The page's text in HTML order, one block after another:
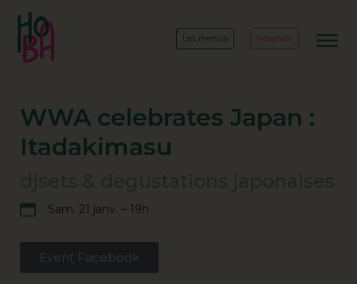
Les menus Réserver
WWA celebrates Japan :
Itadakimasu
Sam. 21 janv. – 19h
Event Facebook